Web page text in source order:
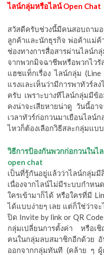
ไลน์กลุ่มหรือไลน์ Open Chat
สวัสดีครับช่วงนี้มีคนสอบถาม
ลูกค้าและนักธุรกิจ พ่อค้าแม่
ช่องทางการสื่อสารผ่านไลน์
จากพวกมิจฉาชีพหรือพวกไว
แฮชแท็กเรื่อง ไลน์กลุ่ม
แรงและเห็นว่ามีการพาทัวร์
ครับ เพราะบางทีไลน์กลุ่มมีข้
คงน่าจะเสียหายน่าดู วันนี้อา
เวลาทัวร์ก่อกวนมาเยือนไล
ไหวก็ต้องเลือกวิธีสละกลุ่มแบ
วิธีการป้องกันพวกก่อกวนใ
open chat
เป็นที่รู้กันอยู่แล้วว่าไลน์ก
เนื่องจากไลน์ไม่มีระบบกำห
ใครเข้ามาก็ได้ หรือใครที่มี
ได้แบบง่ายๆ เลย แต่ก็ใช่ว่าจ
ปิด Invite by link or QR
กลุ่มเปลี่ยนการตั้งค่า หรือเ
คนในกลุ่มลบสมาชิกอีกด้วย
ออกจากกลุ่มทันที (คล้าย ๆ ผู้